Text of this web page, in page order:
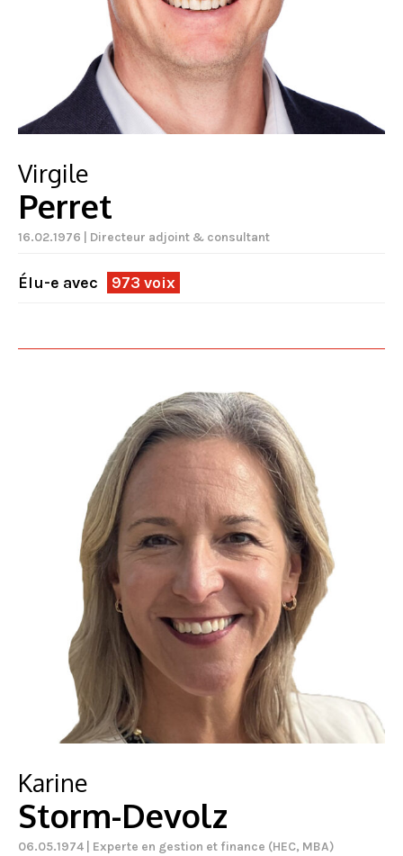
Virgile
Perret
16.02.1976 | Directeur adjoint & consultant
Élu-e avec 973 voix
Karine
Storm-Devolz
06.05.1974 | Experte en gestion et finance (HEC, MBA)